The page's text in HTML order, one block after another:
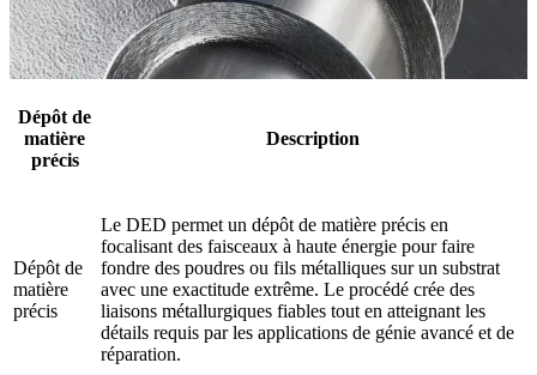
Dépôt de
matière
précis
Description
Dépôt de
matière
précis
Le DED permet un dépôt de matière précis en
focalisant des faisceaux à haute énergie pour faire
fondre des poudres ou fils métalliques sur un substrat
avec une exactitude extrême. Le procédé crée des
liaisons métallurgiques fiables tout en atteignant les
détails requis par les applications de génie avancé et de
réparation.